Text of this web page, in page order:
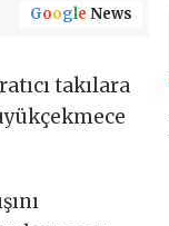
Google News
takılara